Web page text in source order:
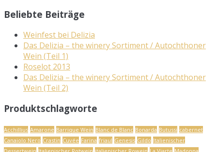
Beliebte Beiträge
Weinfest bei Delizia
Das Delizia – the winery Sortiment / Autochthoner
Wein (Teil 1)
Roselot 2013
Das Delizia – the winery Sortiment / Autochthoner
Wein (Teil 2)
Produktschlagworte
Acchillius Amarone Barrique Wein Blanc de Blanc Bonarda Butussi cabernet
Canaiolo Nero Crastin Cuvée Farina friaul Genesis Gildo Italienischer
Dessertwein Italienischer Rotwein italienischer Rowein La Viarte Madonna